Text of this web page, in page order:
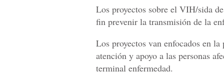
Los proyectos sobre el VIH/sida
fin prevenir la transmisión de la
Los proyectos van enfocados en
atención y apoyo a las personas
terminal enfermedad.